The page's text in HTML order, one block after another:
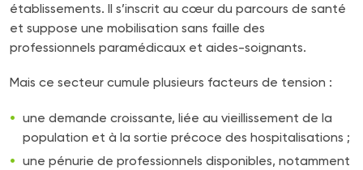
établissements. Il s’inscrit au cœur du parcours de santé
et suppose une mobilisation sans faille des
professionnels paramédicaux et aides-soignants.
Mais ce secteur cumule plusieurs facteurs de tension :
une demande croissante, liée au vieillissement de la
population et à la sortie précoce des hospitalisations ;
une pénurie de professionnels disponibles, notamment